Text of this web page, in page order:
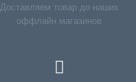
Доставляем товар до наших
оффлайн магазинов